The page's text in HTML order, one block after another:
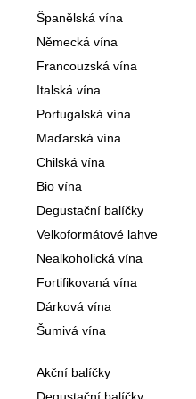
Španělská vína
Německá vína
Francouzská vína
Italská vína
Portugalská vína
Maďarská vína
Chilská vína
Bio vína
Degustační balíčky
Velkoformátové lahve
Nealkoholická vína
Fortifikovaná vína
Dárková vína
Šumivá vína
Akční balíčky
Degustační balíčky